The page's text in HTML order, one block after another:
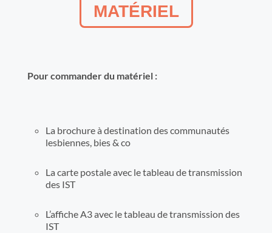
MATÉRIEL
Pour commander du matériel :
La brochure à destination des communautés
lesbiennes, bies & co
La carte postale avec le tableau de transmission
des IST
L’affiche A3 avec le tableau de transmission des
IST